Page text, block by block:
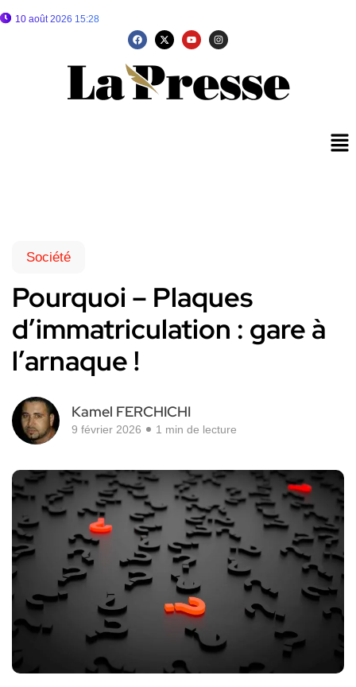
10 août 2026 15:28
Société
Pourquoi – Plaques
d’immatriculation : gare à
l’arnaque !
Kamel FERCHICHI
9 février 2026 1 min de lecture